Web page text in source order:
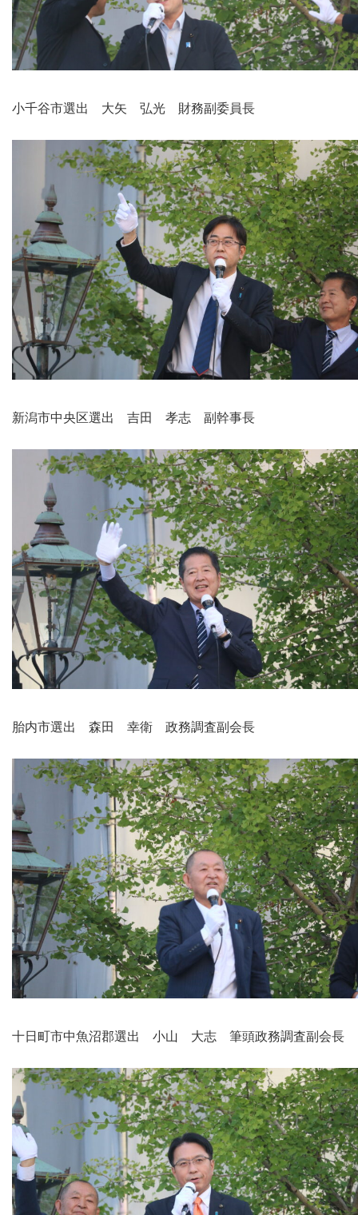
小千谷市選出 大矢 弘光 財務副委員長
新潟市中央区選出 吉田 孝志 副幹事長
胎内市選出 森田 幸衛 政務調査副会長
十日町市中魚沼郡選出 小山 大志 筆頭政務調査副会長